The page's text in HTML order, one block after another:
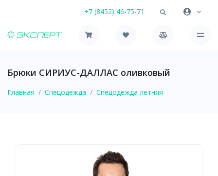
+7 (8452) 46-75-71
Брюки СИРИУС-ДАЛЛАС оливковый
Главная Спецодежда Спецодежда летняя